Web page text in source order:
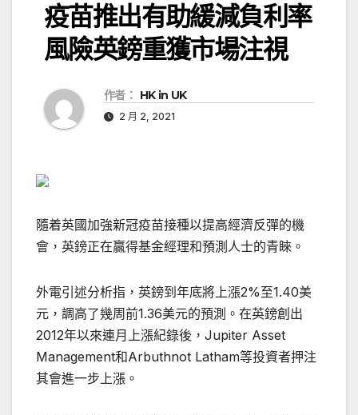
疫苗推出有助緩減負利率
風險英鎊重獲市場注視
作者： HK in UK
2 月 2, 2021
隨着英國加強新冠疫苗接種以提高經濟反彈的機
會，英鎊正在贏得基金經理和預測人士的青睞。
外電引述分析指，英鎊到年底將上漲2%至1.40美
元，調高了幾周前1.36美元的預測。在英鎊創出
2012年以來連月上漲紀錄後，Jupiter Asset
Management和Arbuthnot Latham等投資者押注
其會進一步上漲。